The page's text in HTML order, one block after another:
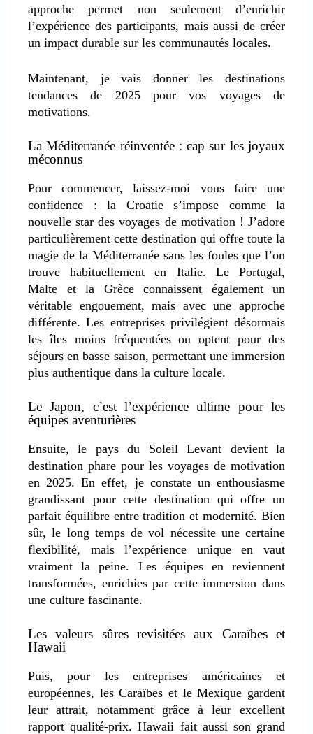
approche permet non seulement d’enrichir
l’expérience des participants, mais aussi de créer
un impact durable sur les communautés locales.
Maintenant, je vais donner les destinations
tendances de 2025 pour vos voyages de
motivations.
La Méditerranée réinventée : cap sur les joyaux
méconnus
Pour commencer, laissez-moi vous faire une
confidence : la Croatie s’impose comme la
nouvelle star des voyages de motivation ! J’adore
particulièrement cette destination qui offre toute la
magie de la Méditerranée sans les foules que l’on
trouve habituellement en Italie.
Le Portugal,
Malte et la Grèce connaissent également un
véritable engouement, mais avec une approche
différente. Les entreprises privilégient désormais
les îles moins fréquentées ou optent pour des
séjours en basse saison, permettant une immersion
plus authentique dans la culture locale.
Le Japon, c’est l’expérience ultime pour les
équipes aventurières
Ensuite, le pays du Soleil Levant devient la
destination phare pour les voyages de motivation
en 2025. En effet, je constate un enthousiasme
grandissant pour cette destination qui offre un
parfait équilibre entre tradition et modernité. Bien
sûr, le long temps de vol nécessite une certaine
flexibilité, mais l’expérience unique en vaut
vraiment la peine. Les équipes en reviennent
transformées, enrichies par cette immersion dans
une culture fascinante.
Les valeurs sûres revisitées aux Caraïbes et
Hawaii
Puis, pour les entreprises américaines et
européennes, les Caraïbes et le Mexique gardent
leur attrait, notamment grâce à leur excellent
rapport qualité-prix. Hawaii fait aussi son grand